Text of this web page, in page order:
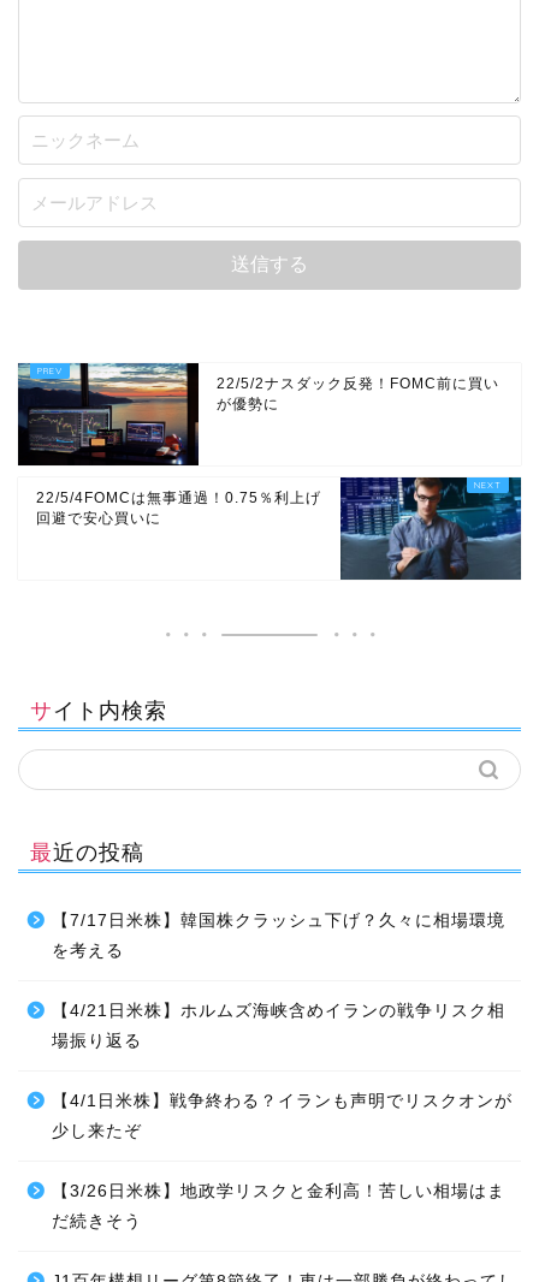
22/5/2ナスダック反発！FOMC前に買い
が優勢に
22/5/4FOMCは無事通過！0.75％利上げ
回避で安心買いに
サイト内検索
最近の投稿
【7/17日米株】韓国株クラッシュ下げ？久々に相場環境
を考える
【4/21日米株】ホルムズ海峡含めイランの戦争リスク相
場振り返る
【4/1日米株】戦争終わる？イランも声明でリスクオンが
少し来たぞ
【3/26日米株】地政学リスクと金利高！苦しい相場はま
だ続きそう